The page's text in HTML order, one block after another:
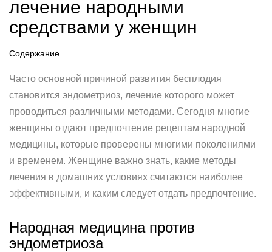
лечение народными
средствами у женщин
Содержание
Часто основной причиной развития бесплодия
становится эндометриоз, лечение которого может
проводиться различными методами. Сегодня многие
женщины отдают предпочтение рецептам народной
медицины, которые проверены многими поколениями
и временем. Женщине важно знать, какие методы
лечения в домашних условиях считаются наиболее
эффективными, и каким следует отдать предпочтение.
Народная медицина против
эндометриоза